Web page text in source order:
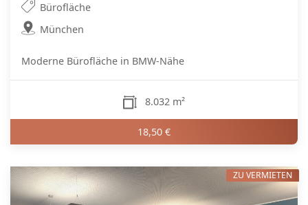
Bürofläche
München
Moderne Bürofläche in BMW-Nähe
8.032 m²
18,50 €
ZU VERMIETEN